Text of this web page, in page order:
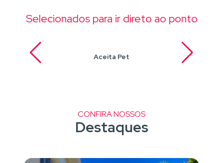
Selecionados para ir direto ao ponto
Aceita Pet
CONFIRA NOSSOS
Destaques